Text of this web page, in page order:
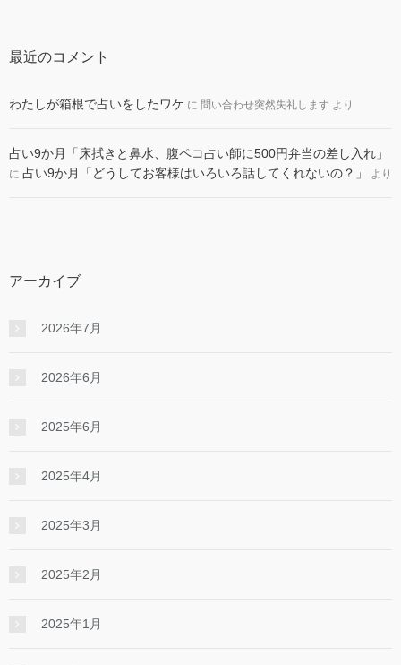
最近のコメント
わたしが箱根で占いをしたワケ に 問い合わせ突然失礼します より
占い9か月「床拭きと鼻水、腹ペコ占い師に500円弁当の差し入れ」
に 占い9か月「どうしてお客様はいろいろ話してくれないの？」 より
アーカイブ
2026年7月
2026年6月
2025年6月
2025年4月
2025年3月
2025年2月
2025年1月